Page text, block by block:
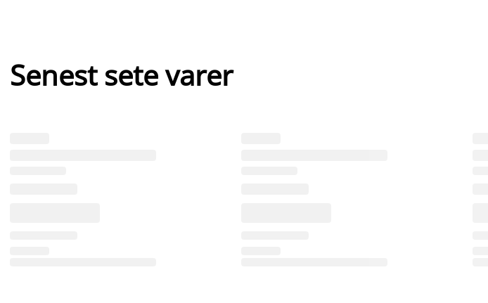
Senest sete varer